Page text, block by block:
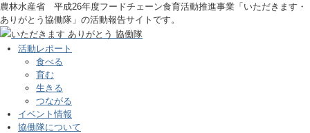
農林水産省 平成26年度フードチェーン食育活動推進事業「いただきます・
ありがとう協働隊」の活動報告サイトです。
活動レポート
食べる
育む
生きる
つながる
イベント情報
協働隊について